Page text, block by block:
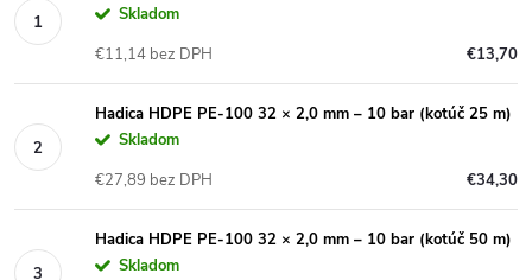
Skladom
€13,70
€11,14 bez DPH
Hadica HDPE PE-100 32 × 2,0 mm – 10 bar (kotúč 25 m)
Skladom
€34,30
€27,89 bez DPH
Hadica HDPE PE-100 32 × 2,0 mm – 10 bar (kotúč 50 m)
Skladom